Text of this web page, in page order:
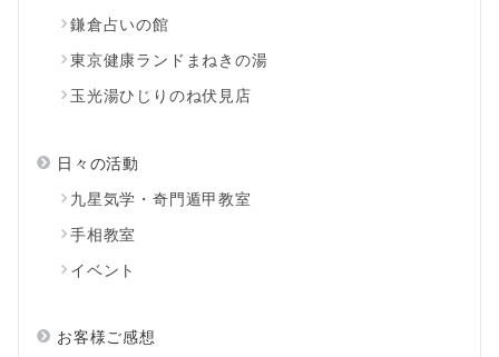
鎌倉占いの館
東京健康ランドまねきの湯
玉光湯ひじりのね伏見店
日々の活動
九星気学・奇門遁甲教室
手相教室
イベント
お客様ご感想